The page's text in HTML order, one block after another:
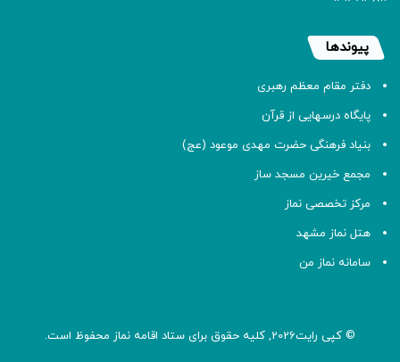
پیوندها
دفتر مقام معظم رهبری
پایگاه درسهایی از قرآن
بنیاد فرهنگی حضرت مهدی موعود (عج)
مجمع خیرین مسجد ساز
مرکز تخصصی نماز
هتل نماز مشهد
سامانه نماز من
© کپی رایت2026, کلیه حقوق برای ستاد اقامه نماز محفوظ است.